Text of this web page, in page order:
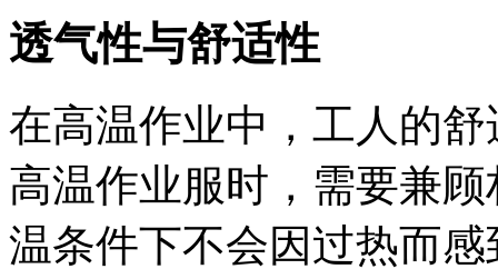
透气性与舒适性
在高温作业中，工人的
高温作业服时，需要兼
温条件下不会因过热而